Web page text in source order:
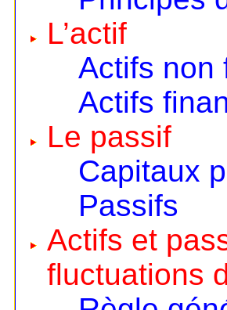
L’actif
Actifs non
Actifs
Le passif
Capitaux
Passifs
Actifs et
fluctuations